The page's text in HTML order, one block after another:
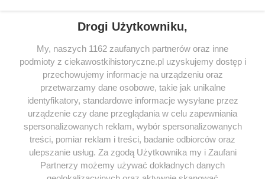
SERWIS
SPOŁECZNOŚĆ
WSPÓŁPRACA
KONTAKT
Drogi Użytkowniku,
My, naszych 1162 zaufanych partnerów oraz inne
podmioty z ciekawostkihistoryczne.pl uzyskujemy dostęp i
przechowujemy informacje na urządzeniu oraz
przetwarzamy dane osobowe, takie jak unikalne
identyfikatory, standardowe informacje wysyłane przez
urządzenie czy dane przeglądania w celu zapewniania
spersonalizowanych reklam, wybór spersonalizowanych
treści, pomiar reklam i treści, badanie odbiorców oraz
ulepszanie usług. Za zgodą Użytkownika my i Zaufani
Partnerzy możemy używać dokładnych danych